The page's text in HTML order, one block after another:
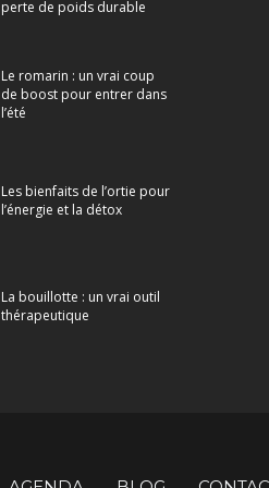
perte de poids durable
Le romarin : un vrai coup
de boost pour entrer dans
l’été
Les bienfaits de l’ortie pour
l’énergie et la détox
La bouillotte : un vrai outil
thérapeutique